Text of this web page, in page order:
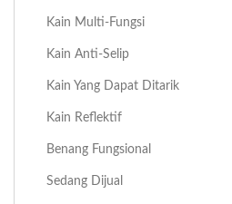
Kain Multi-Fungsi
Kain Anti-Selip
Kain Yang Dapat Ditarik
Kain Reflektif
Benang Fungsional
Sedang Dijual